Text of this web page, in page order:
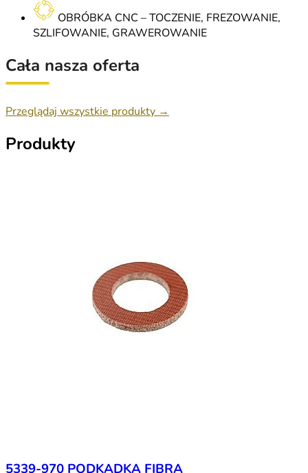
OBRÓBKA CNC – TOCZENIE, FREZOWANIE,
SZLIFOWANIE, GRAWEROWANIE
Cała nasza oferta
Przeglądaj wszystkie produkty →
Produkty
5339-970 PODKADKA FIBRA